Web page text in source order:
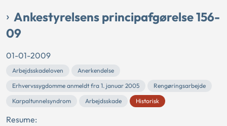
Ankestyrelsens principafgørelse 156-
09
01-01-2009
Arbejdsskadeloven
Anerkendelse
Erhvervssygdomme anmeldt fra 1. januar 2005
Rengøringsarbejde
Karpaltunnelsyndrom
Arbejdsskade Historisk
Resume: